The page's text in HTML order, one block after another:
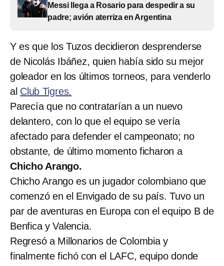
Messi llega a Rosario para despedir a su
padre; avión aterriza en Argentina
Y es que los Tuzos decidieron desprenderse
de Nicolás Ibáñez, quien había sido su mejor
goleador en los últimos torneos, para venderlo
al Club Tigres.
Parecía que no contratarían a un nuevo
delantero, con lo que el equipo se vería
afectado para defender el campeonato; no
obstante, de último momento ficharon a
Chicho Arango.
Chicho Arango es un jugador colombiano que
comenzó en el Envigado de su país. Tuvo un
par de aventuras en Europa con el equipo B de
Benfica y Valencia.
Regresó a Millonarios de Colombia y
finalmente fichó con el LAFC, equipo donde